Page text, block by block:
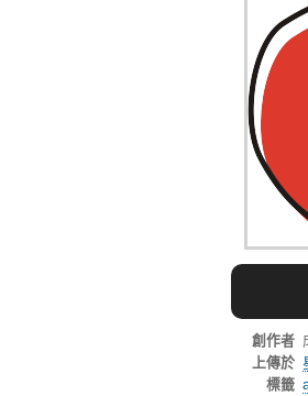
創作者
上傳於
標籤